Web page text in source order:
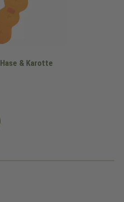
& Karotte